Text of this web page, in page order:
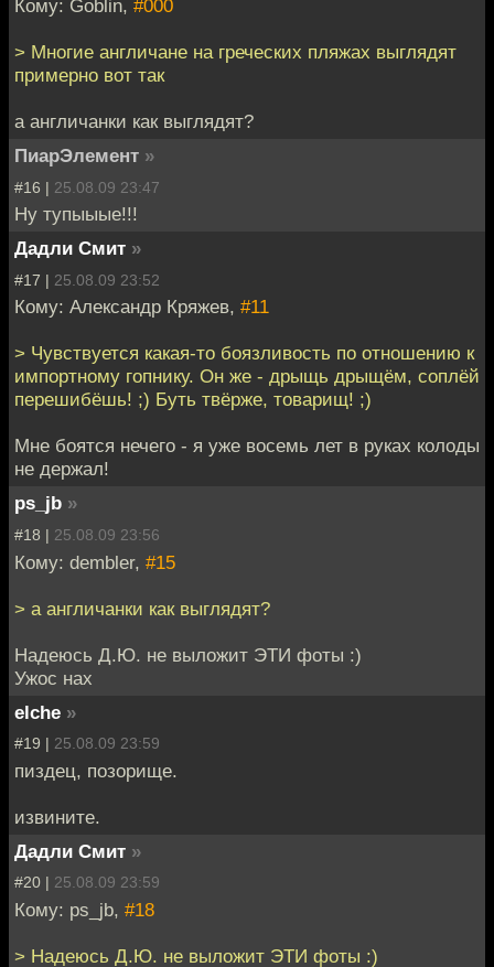
Кому: Goblin, #000
> Многие англичане на греческих пляжах выглядят
примерно вот так
а англичанки как выглядят?
ПиарЭлемент »
#16 | 25.08.09 23:47
Ну тупыыые!!!
Дадли Смит »
#17 | 25.08.09 23:52
Кому: Александр Кряжев, #11
> Чувствуется какая-то боязливость по отношению к
импортному гопнику. Он же - дрыщь дрыщём, соплёй
перешибёшь! ;) Буть твёрже, товарищ! ;)
Мне боятся нечего - я уже восемь лет в руках колоды
не держал!
ps_jb »
#18 | 25.08.09 23:56
Кому: dembler, #15
> а англичанки как выглядят?
Надеюсь Д.Ю. не выложит ЭТИ фоты :)
Ужос нах
elche »
#19 | 25.08.09 23:59
пиздец, позорище.
извините.
Дадли Смит »
#20 | 25.08.09 23:59
Кому: ps_jb, #18
> Надеюсь Д.Ю. не выложит ЭТИ фоты :)